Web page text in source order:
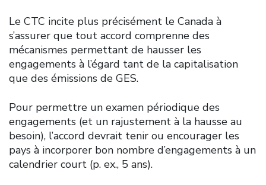
Le CTC incite plus précisément le Canada à
s’assurer que tout accord comprenne des
mécanismes permettant de hausser les
engagements à l’égard tant de la capitalisation
que des émissions de GES.
Pour permettre un examen périodique des
engagements (et un rajustement à la hausse au
besoin), l’accord devrait tenir ou encourager les
pays à incorporer bon nombre d’engagements à un
calendrier court (p. ex., 5 ans).